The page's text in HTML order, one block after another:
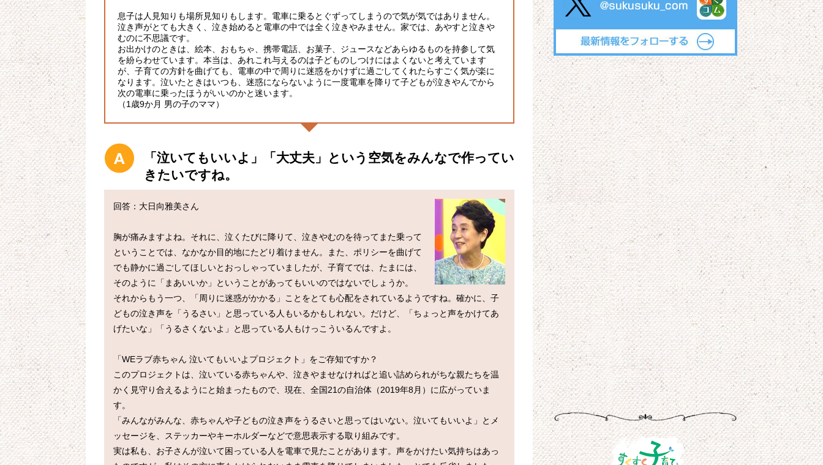
息子は人見知りも場所見知りもします。電車に乗るとぐずってしまうので気が気ではありません。
泣き声がとても大きく、泣き始めると電車の中では全く泣きやみません。家では、あやすと泣きや
むのに不思議です。
お出かけのときは、絵本、おもちゃ、携帯電話、お菓子、ジュースなどあらゆるものを持参して気
を紛らわせています。本当は、あれこれ与えるのは子どものしつけにはよくないと考えています
が、子育ての方針を曲げても、電車の中で周りに迷惑をかけずに過ごしてくれたらすごく気が楽に
なります。泣いたときはいつも、迷惑にならないように一度電車を降りて子どもが泣きやんでから
次の電車に乗ったほうがいいのかと迷います。
（1歳9か月 男の子のママ）
「泣いてもいいよ」「大丈夫」という空気をみんなで作ってい
きたいですね。
回答：大日向雅美さん
胸が痛みますよね。それに、泣くたびに降りて、泣きやむのを待ってまた乗って
ということでは、なかなか目的地にたどり着けません。また、ポリシーを曲げて
でも静かに過ごしてほしいとおっしゃっていましたが、子育てでは、たまには、
そのように「まあいいか」ということがあってもいいのではないでしょうか。
それからもう一つ、「周りに迷惑がかかる」ことをとても心配をされているようですね。確かに、子
どもの泣き声を「うるさい」と思っている人もいるかもしれない。だけど、「ちょっと声をかけてあ
げたいな」「うるさくないよ」と思っている人もけっこういるんですよ。
「WEラブ赤ちゃん 泣いてもいいよプロジェクト」をご存知ですか？
このプロジェクトは、泣いている赤ちゃんや、泣きやませなければと追い詰められがちな親たちを温
かく見守り合えるようにと始まったもので、現在、全国21の自治体（2019年8月）に広がっていま
す。
「みんながみんな、赤ちゃんや子どもの泣き声をうるさいと思ってはいない。泣いてもいいよ」とメ
ッセージを、ステッカーやキーホルダーなどで意思表示する取り組みです。
実は私も、お子さんが泣いて困っている人を電車で見たことがあります。声をかけたい気持ちはあっ